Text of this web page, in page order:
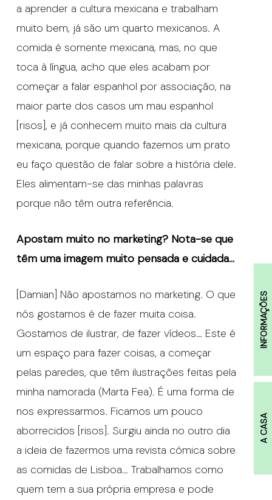
INFORMAÇÕES
A CASA
a aprender a cultura mexicana e trabalham
muito bem, já são um quarto mexicanos. A
comida é somente mexicana, mas, no que
toca à língua, acho que eles acabam por
começar a falar espanhol por associação, na
maior parte dos casos um mau espanhol
[risos], e já conhecem muito mais da cultura
mexicana, porque quando fazemos um prato
eu faço questão de falar sobre a história dele.
Eles alimentam-se das minhas palavras
porque não têm outra referência.
Apostam muito no marketing? Nota-se que
têm uma imagem muito pensada e cuidada…
[Damian] Não apostamos no marketing. O que
nós gostamos é de fazer muita coisa.
Gostamos de ilustrar, de fazer vídeos… Este é
um espaço para fazer coisas, a começar
pelas paredes, que têm ilustrações feitas pela
minha namorada (Marta Fea). É uma forma de
nos expressarmos. Ficamos um pouco
aborrecidos [risos]. Surgiu ainda no outro dia
a ideia de fazermos uma revista cómica sobre
as comidas de Lisboa… Trabalhamos como
quem tem a sua própria empresa e pode